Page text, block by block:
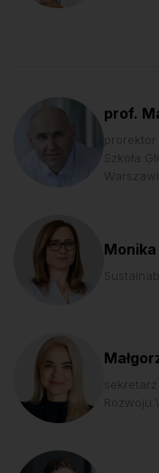
prof.
Szkoła
Rozwoju